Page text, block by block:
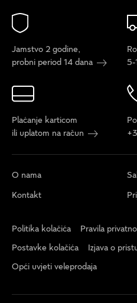
Jamstvo 2 godine,
probni period 14 dana
5-
Plaćanje karticom
ili uplatom na račun
O nama
Kontakt
Politika kolačića Pravila
Postavke kolačića
Izjava o
Opći uvjeti veleprodaja